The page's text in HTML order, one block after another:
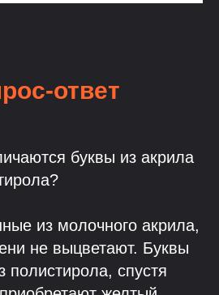
ответ
буквы из акрила
из молочного акрила,
не выцветают. Буквы
полистирола, спустя